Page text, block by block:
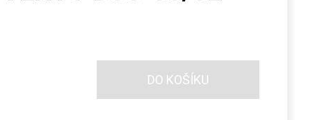
DO KOŠÍKU